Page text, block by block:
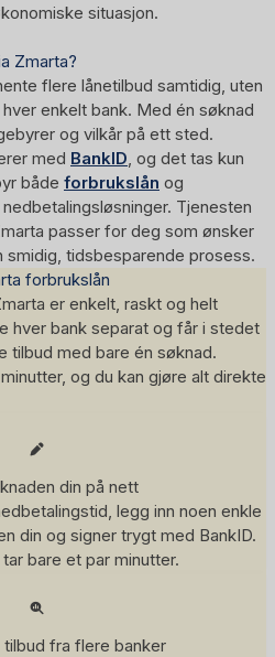
situasjon.
Zmarta?
flere lånetilbud samtidig, uten
enkelt bank. Med én søknad
og vilkår på ett sted.
med BankID , og det tas kun
både forbrukslån og
Tjenesten
passer for deg som ønsker
tidsbesparende prosess.
forbrukslån
er enkelt, raskt og helt
hver bank separat og får i stedet
tilbud med bare én søknad.
og du kan gjøre alt direkte
din på nett
legg inn noen enkle
din og signer trygt med BankID.
bare et par minutter.
tilbud fra flere banker